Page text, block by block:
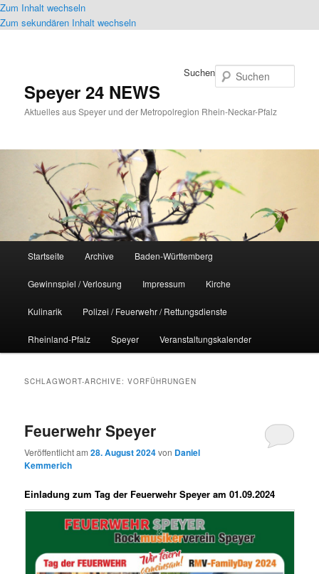
Zum Inhalt wechseln
Zum sekundären Inhalt wechseln
Speyer 24 NEWS
Aktuelles aus Speyer und der Metropolregion Rhein-Neckar-Pfalz
Suchen
Startseite Archive Baden-Württemberg
Gewinnspiel / Verlosung Impressum Kirche
Kulinarik Polizei / Feuerwehr / Rettungsdienste
Rheinland-Pfalz Speyer Veranstaltungskalender
SCHLAGWORT-ARCHIVE:VORFÜHRUNGEN
Feuerwehr Speyer
Veröffentlicht am28. August 2024von Daniel
Kemmerich
Einladung zum Tag der Feuerwehr Speyer am 01.09.2024